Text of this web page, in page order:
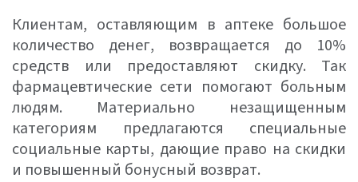
Клиентам, оставляющим в аптеке большое
количество денег, возвращается до 10%
средств или предоставляют скидку. Так
фармацевтические сети помогают больным
людям. Материально незащищенным
категориям предлагаются специальные
социальные карты, дающие право на скидки
и повышенный бонусный возврат.